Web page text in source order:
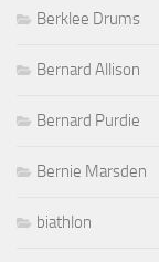
Berklee Drums
Bernard Allison
Bernard Purdie
Bernie Marsden
biathlon